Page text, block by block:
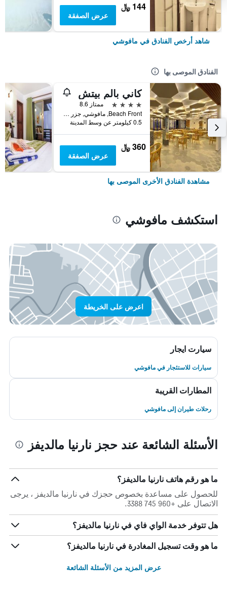
144 ﷼
عرض الصفقة
شاهد أرخص الفنادق في مافوشي
الفنادق الموصى بها
كاني بالم بيتش
4 نجوم
ممتاز 8.6
Beach Front, مافوشي, جزر المالديف
0.5 كيلومتر عن وسط المدينة
360 ﷼
عرض الصفقة
مشاهدة الفنادق الأخرى الموصى بها
استكشف مافوشي
اعرض على الخريطة
سيارت ايجار
سيارات للاستئجار في مافوشي
المطارات القريبة
رحلات طيران إلى مافوشي
الأسئلة الشائعة عند حجز نارنيا مالديفز
ما هو رقم هاتف نارنيا مالديفز؟
للحصول على مساعدة بخصوص حجزك في نارنيا مالديفز ، يرجى
الاتصال على +960 745 3388.
هل تتوفر خدمة الواي فاي في نارنيا مالديفز؟
ما هو وقت تسجيل المغادرة في نارنيا مالديفز؟
عرض المزيد من الأسئلة الشائعة